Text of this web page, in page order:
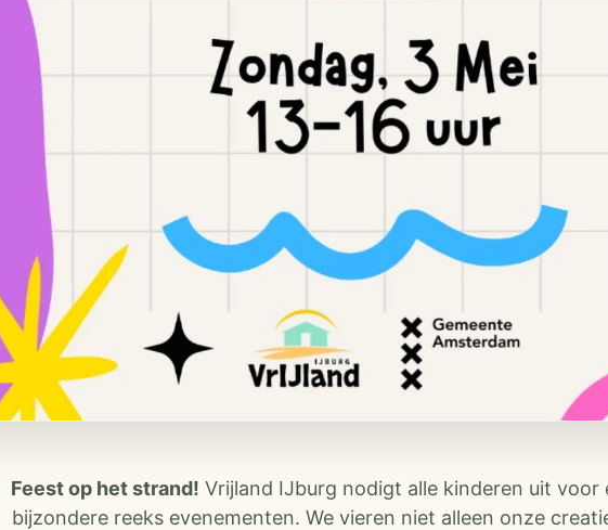
Feest op het strand! Vrijland IJburg nodigt alle kinderen uit voor
bijzondere reeks evenementen. We vieren niet alleen onze